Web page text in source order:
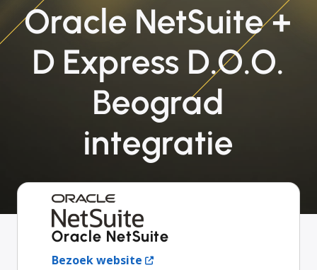
Oracle NetSuite +
D Express D.O.O.
Beograd
integratie
Oracle NetSuite
Bezoek website